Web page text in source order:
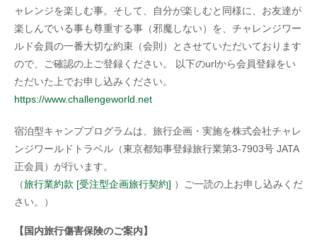
ャレンジを楽しむ事。そして、自分が楽しむと同様に、お友達が
楽しんでいる事も尊重する事（邪魔しない）を、チャレンジワー
ルド会員の一番大切な約束（会則）とさせていただいております
ので、ご確認の上ご登録ください。 以下のurlから会員登録をい
ただいた上でお申し込みください。
https://www.challengeworld.net
宿泊型キャンププログラムは、旅行企画・実施を株式会社チャレ
ンジワールドトラベル（東京都知事登録旅行業第3-7903号 JATA
正会員）が行います。
（旅行業約款 [受注型企画旅行契約] ）ご一読の上お申し込みくだ
さい。）
【国内旅行傷害保険のご案内】